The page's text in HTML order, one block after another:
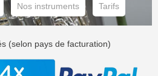
Nos instruments Tarifs
(selon pays de facturation)